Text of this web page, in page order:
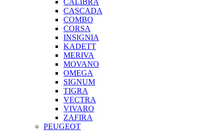
CALIBRA
CASCADA
COMBO
CORSA
INSIGNIA
KADETT
MERIVA
MOVANO
OMEGA
SIGNUM
TIGRA
VECTRA
VIVARO
ZAFIRA
PEUGEOT